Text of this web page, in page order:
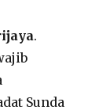
Sunda